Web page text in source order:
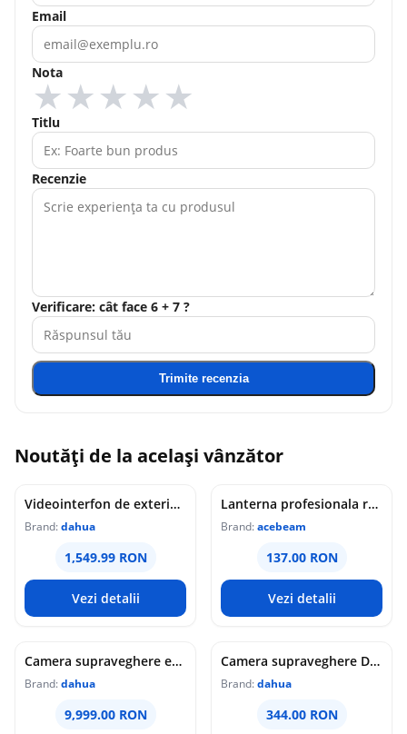
Email
Nota
★
★
★
★
★
Titlu
Recenzie
Verificare: cât face 6 + 7 ?
Trimite recenzia
Noutăți de la același vânzător
Videointerfon de exterior IP WiFi Dahua VTO6631QB-WP, 2MP, ecran 5 inch, acces prin PIN/recunoastere faciala/card/Bluetooth, slot card, microfon/difuzor, PoE
Brand:dahua
1,549.99 RON
Vezi detalii
Lanterna profesionala reincarcabila Acebeam Pokelit AA, 1000 lumeni, 105 m, gri
Brand:acebeam
137.00 RON
Vezi detalii
Camera supraveghere exterior analogica Dome cu iluminare duala Dahua HAC-HDW1549X-IL-A-PRO-0360B-DIP, 5 MP, 2.8 mm, IR/lumina calda 50 m, microfon dublu
Brand:dahua
9,999.00 RON
Camera supraveghere Dome analogica Dahua WizColor HAC-HDW1549X-A-PRO-0360B-DIP, 5 MP, 3.6 mm, lumina calda 50 m, microfon dublu
Brand:dahua
344.00 RON